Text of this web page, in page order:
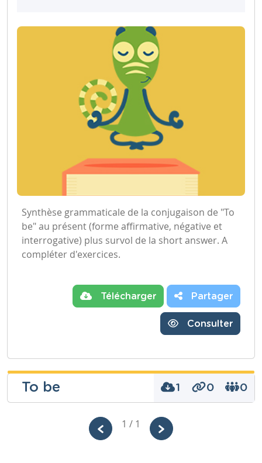
Synthèse grammaticale de la conjugaison de "To
be" au présent (forme affirmative, négative et
interrogative) plus survol de la short answer. A
compléter d'exercices.
Télécharger Partager
Consulter
To be 1 0 0
1 / 1